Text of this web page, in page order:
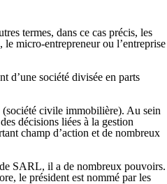
termes, dans ce cas précis, les
micro-entrepreneur ou l’entreprise
société divisée en parts
(société civile immobilière). Au sein
décisions liées à la gestion
champ d’action et de nombreux
SARL, il a de nombreux pouvoirs.
le président est nommé par les